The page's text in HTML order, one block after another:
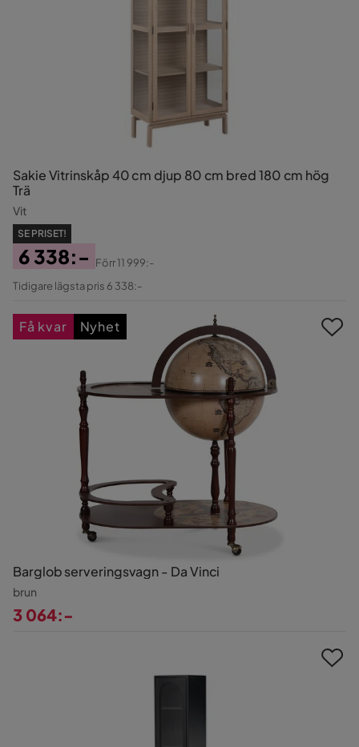
Sakie Vitrinskåp 40 cm djup 80 cm bred 180 cm hög
Trä
Vit
SE PRISET!
Pris
6 338:-
Original
Förr11 999:-
Tidigare lägsta pris 6 338:-
Barglob serveringsvagn - Da Vinci
brun
3 064:-
Få kvar Nyhet